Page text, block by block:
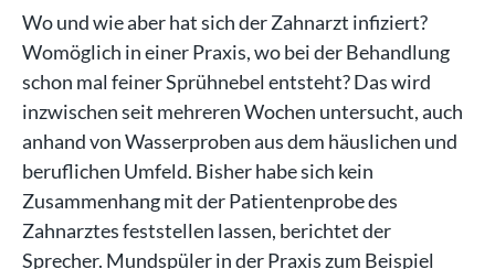
Wo und wie aber hat sich der Zahnarzt infiziert?
Womöglich in einer Praxis, wo bei der Behandlung
schon mal feiner Sprühnebel entsteht? Das wird
inzwischen seit mehreren Wochen untersucht, auch
anhand von Wasserproben aus dem häuslichen und
beruflichen Umfeld. Bisher habe sich kein
Zusammenhang mit der Patientenprobe des
Zahnarztes feststellen lassen, berichtet der
Sprecher. Mundspüler in der Praxis zum Beispiel